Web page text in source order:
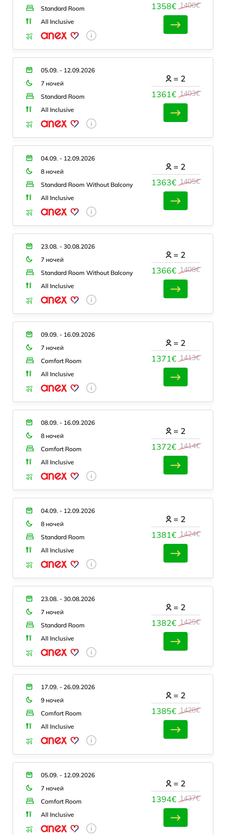
Standard Room
All Inclusive
1358€ 1400€
05.09. - 12.09.2026
7 ночей
Standard Room
All Inclusive
1361€ 1403€
= 2
04.09. - 12.09.2026
8 ночей
Standard Room Without Balcony
All Inclusive
1363€ 1405€
= 2
23.08. - 30.08.2026
7 ночей
Standard Room Without Balcony
All Inclusive
1366€ 1408€
= 2
09.09. - 16.09.2026
7 ночей
Comfort Room
All Inclusive
1371€ 1413€
= 2
08.09. - 16.09.2026
8 ночей
Comfort Room
All Inclusive
1372€ 1414€
= 2
04.09. - 12.09.2026
8 ночей
Standard Room
All Inclusive
1381€ 1424€
= 2
23.08. - 30.08.2026
7 ночей
Standard Room
All Inclusive
1382€ 1425€
= 2
17.09. - 26.09.2026
9 ночей
Comfort Room
All Inclusive
1385€ 1428€
= 2
05.09. - 12.09.2026
7 ночей
Comfort Room
All Inclusive
1394€ 1437€
= 2